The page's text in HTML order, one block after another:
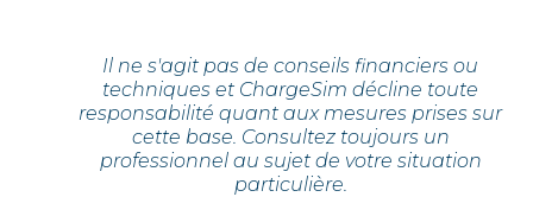
Il ne s'agit pas de conseils financiers ou
techniques et ChargeSim décline toute
responsabilité quant aux mesures prises sur
cette base. Consultez toujours un
professionnel au sujet de votre situation
particulière.